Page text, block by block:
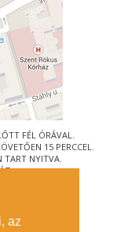
az
FÉL ÓRÁVAL.
15 PERCCEL.
TART NYITVA.